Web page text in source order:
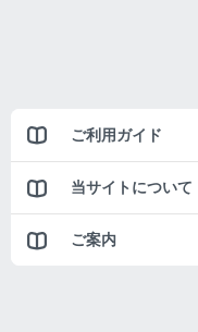
ご利用ガイド
当サイトについて
ご案内